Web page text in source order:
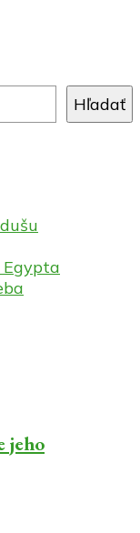
Hľadať
jeho